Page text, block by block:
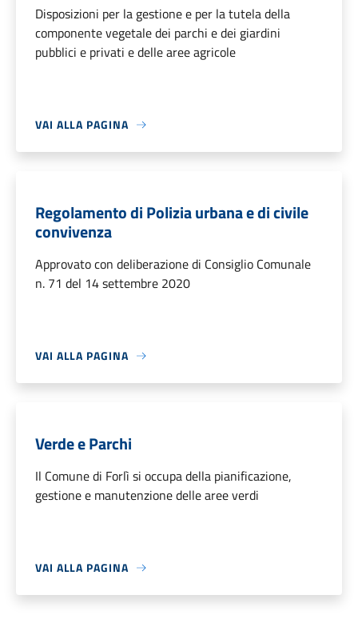
Disposizioni per la gestione e per la tutela della
componente vegetale dei parchi e dei giardini
pubblici e privati e delle aree agricole
VAI ALLA PAGINA
Regolamento di Polizia urbana e di civile
convivenza
Approvato con deliberazione di Consiglio Comunale
n. 71 del 14 settembre 2020
VAI ALLA PAGINA
Verde e Parchi
Il Comune di Forlì si occupa della pianificazione,
gestione e manutenzione delle aree verdi
VAI ALLA PAGINA